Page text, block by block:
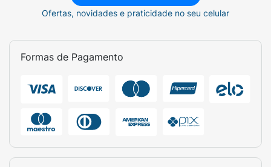
Ofertas, novidades e praticidade no seu celular
Formas de Pagamento